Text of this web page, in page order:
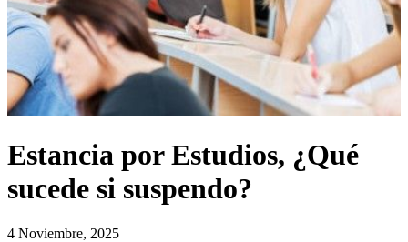
Estancia por Estudios, ¿Qué
sucede si suspendo?
4 Noviembre, 2025